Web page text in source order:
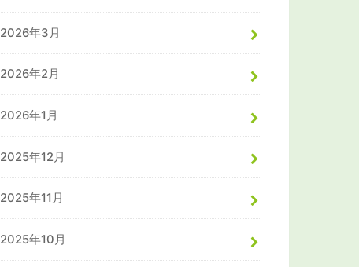
2026年3月
2026年2月
2026年1月
2025年12月
2025年11月
2025年10月